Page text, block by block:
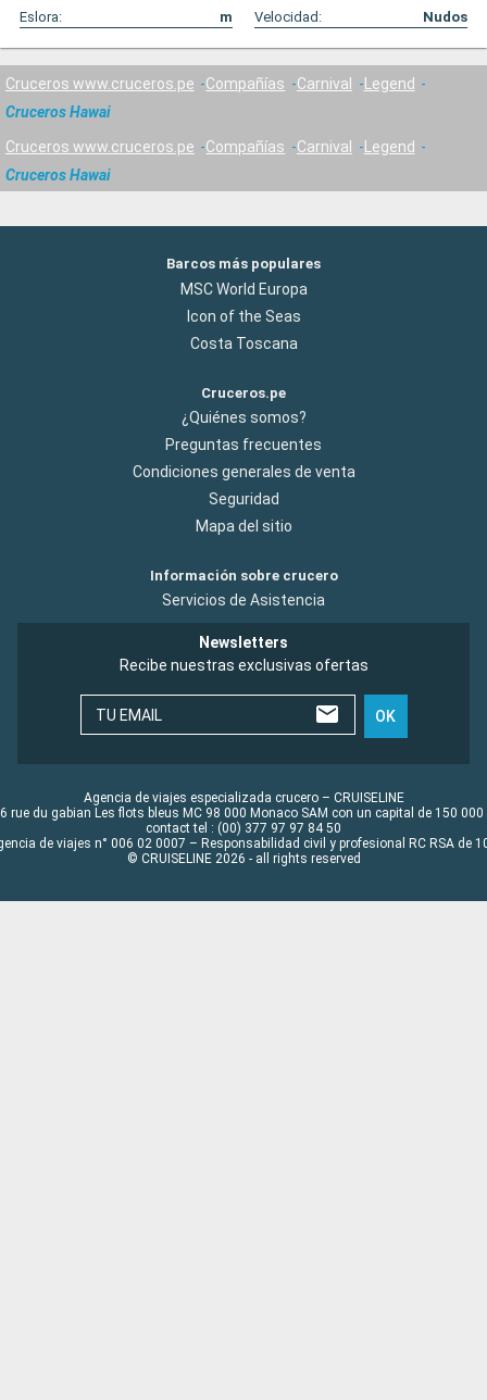
Eslora:
m Velocidad: Nudos
Cruceros www.cruceros.pe Compañías Carnival
Legend
Cruceros Hawai
Cruceros www.cruceros.pe Compañías Carnival
Legend
Cruceros Hawai
Barcos más populares
MSC World Europa
Icon of the Seas
Costa Toscana
Cruceros.pe
¿Quiénes somos?
Preguntas frecuentes
Condiciones generales de venta
Seguridad
Mapa del sitio
Información sobre crucero
Servicios de Asistencia
Newsletters
Recibe nuestras exclusivas ofertas
TU EMAIL OK
Agencia de viajes especializada crucero – CRUISELINE
rue du gabian Les flots bleus MC 98 000 Monaco SAM con un capital de 150 000
contact tel : (00) 377 97 97 84 50
de viajes n° 006 02 0007 – Responsabilidad civil y profesional RC RSA de
© CRUISELINE 2026 - all rights reserved